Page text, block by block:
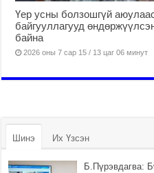
Үер усны болзошгүй
байгууллагууд
байна
2026 оны 7 сар 15 / 13 цаг 06 минут
Шинэ Их Үзсэн
Б.Пүрэвдагва: